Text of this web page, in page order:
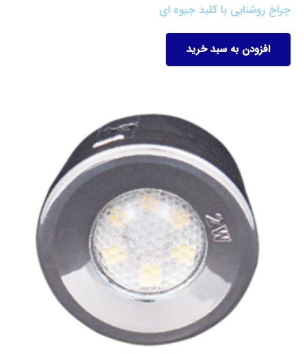
چراخ روشنایی با کلید جیوه ای
افزودن به سبد خرید